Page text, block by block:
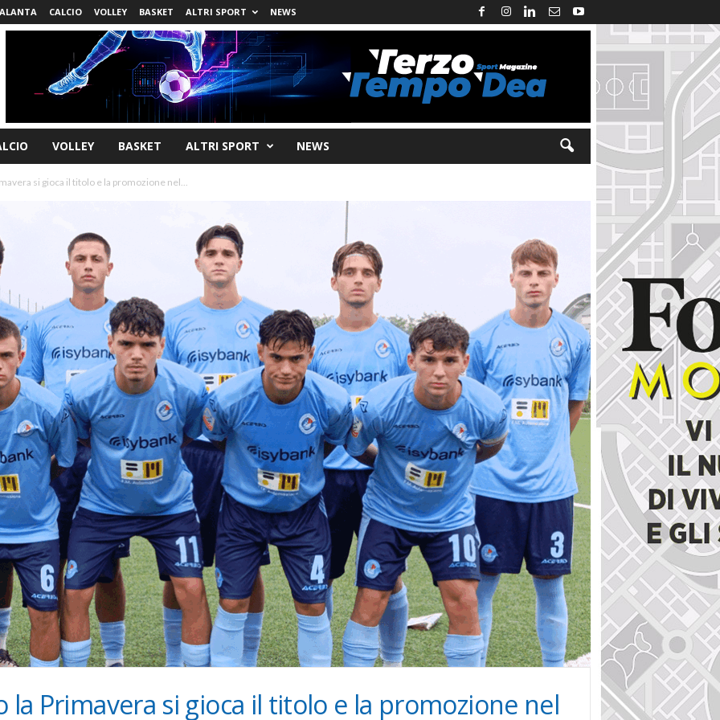
CALCIO VOLLEY BASKET ALTRI SPORT NEWS
VOLLEY BASKET ALTRI SPORT NEWS
si gioca il titolo e la promozione nel...
la Primavera si gioca il titolo e la promozione nel